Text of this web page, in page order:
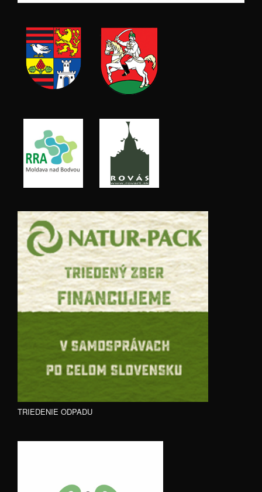
TRIEDENIE ODPADU